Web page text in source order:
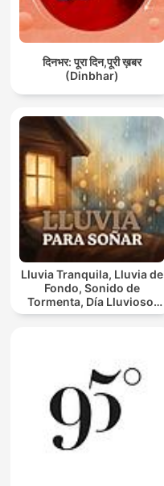
दिनभर: पूरा दिन,पूरी ख़बर
(Dinbhar)
Lluvia Tranquila, Lluvia de
Fondo, Sonido de
Tormenta, Día Lluvioso,
Lluvia Para Soñar